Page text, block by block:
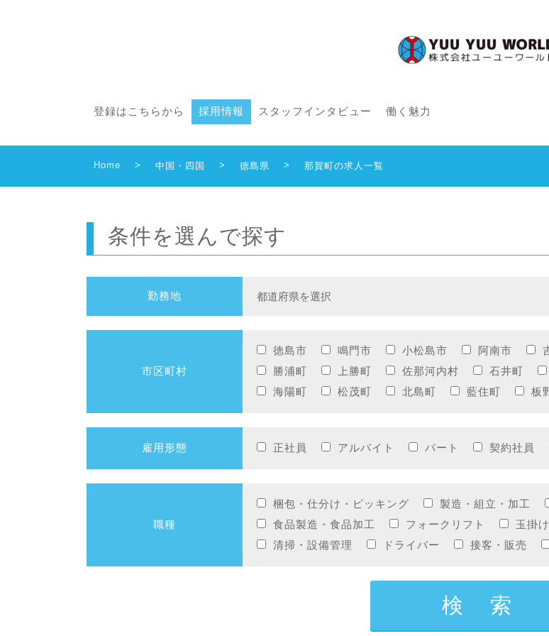
登録はこちらから 採用情報 スタッフインタビュー 働く魅力
Home > 中国・四国 > 徳島県 > 那賀町の求人一覧
条件を選んで探す
勤務地
市区町村
徳島市 鳴門市 小松島市 阿南市
勝浦町
上勝町 佐那河内村 石井町
海陽町
松茂町 北島町 藍住町 板
雇用形態 正社員 アルバイト パート 契約社員
職種
梱包・仕分け・ピッキング 製造・組立・加工
食品製造・食品加工
フォークリフト 玉掛
清掃・設備管理
ドライバー 接客・販売